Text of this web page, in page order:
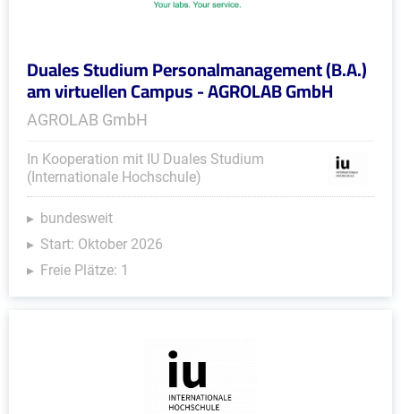
Duales Studium Personalmanagement (B.A.)
am virtuellen Campus - AGROLAB GmbH
AGROLAB GmbH
In Kooperation mit IU Duales Studium
(Internationale Hochschule)
bundesweit
Start: Oktober 2026
Freie Plätze: 1